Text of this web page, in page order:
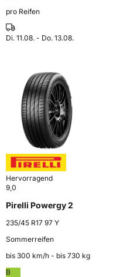
pro Reifen
Di. 11.08. - Do. 13.08.
Hervorragend
9,0
Pirelli Powergy 2
235/45 R17 97 Y
Sommerreifen
bis 300 km⁠/⁠h - bis 730 kg
B